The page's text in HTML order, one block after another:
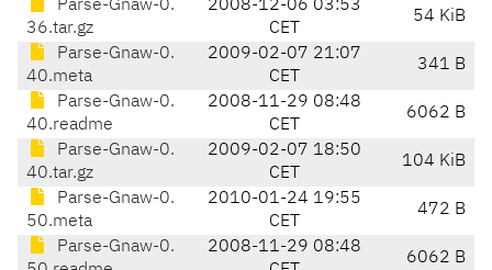
Parse-Gnaw-0.
36.tar.gz
2008-12-06 03:53
CET
54 KiB
Parse-Gnaw-0.
40.meta
2009-02-07 21:07
CET
341 B
Parse-Gnaw-0.
40.readme
2008-11-29 08:48
CET
6062 B
Parse-Gnaw-0.
40.tar.gz
2009-02-07 18:50
CET
104 KiB
Parse-Gnaw-0.
50.meta
2010-01-24 19:55
CET
472 B
Parse-Gnaw-0.
2008-11-29 08:48
6062 B